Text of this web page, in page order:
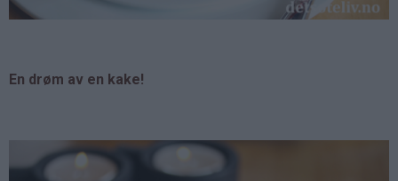
En drøm av en kake!